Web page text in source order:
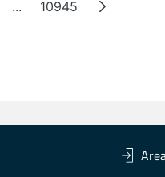
...Pagine intermedie
Pagina
10945